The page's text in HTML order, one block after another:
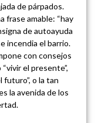
de párpados.
frase amable: “hay
de autoayuda
incendia el barrio.
con consejos
el presente”,
futuro”, o la tan
la avenida de los